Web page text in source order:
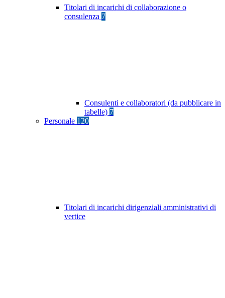
Titolari di incarichi di collaborazione o
consulenza 7
Consulenti e collaboratori (da pubblicare in
tabelle) 7
Personale 120
Titolari di incarichi dirigenziali amministrativi di
vertice